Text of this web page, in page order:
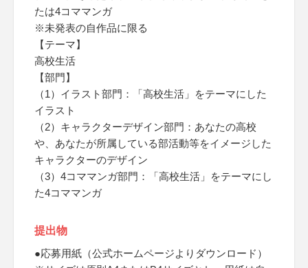
たは4コママンガ
※未発表の自作品に限る
【テーマ】
高校生活
【部門】
（1）イラスト部門：「高校生活」をテーマにした
イラスト
（2）キャラクターデザイン部門：あなたの高校
や、あなたが所属している部活動等をイメージした
キャラクターのデザイン
（3）4コママンガ部門：「高校生活」をテーマにし
た4コママンガ
提出物
●応募用紙（公式ホームページよりダウンロード）